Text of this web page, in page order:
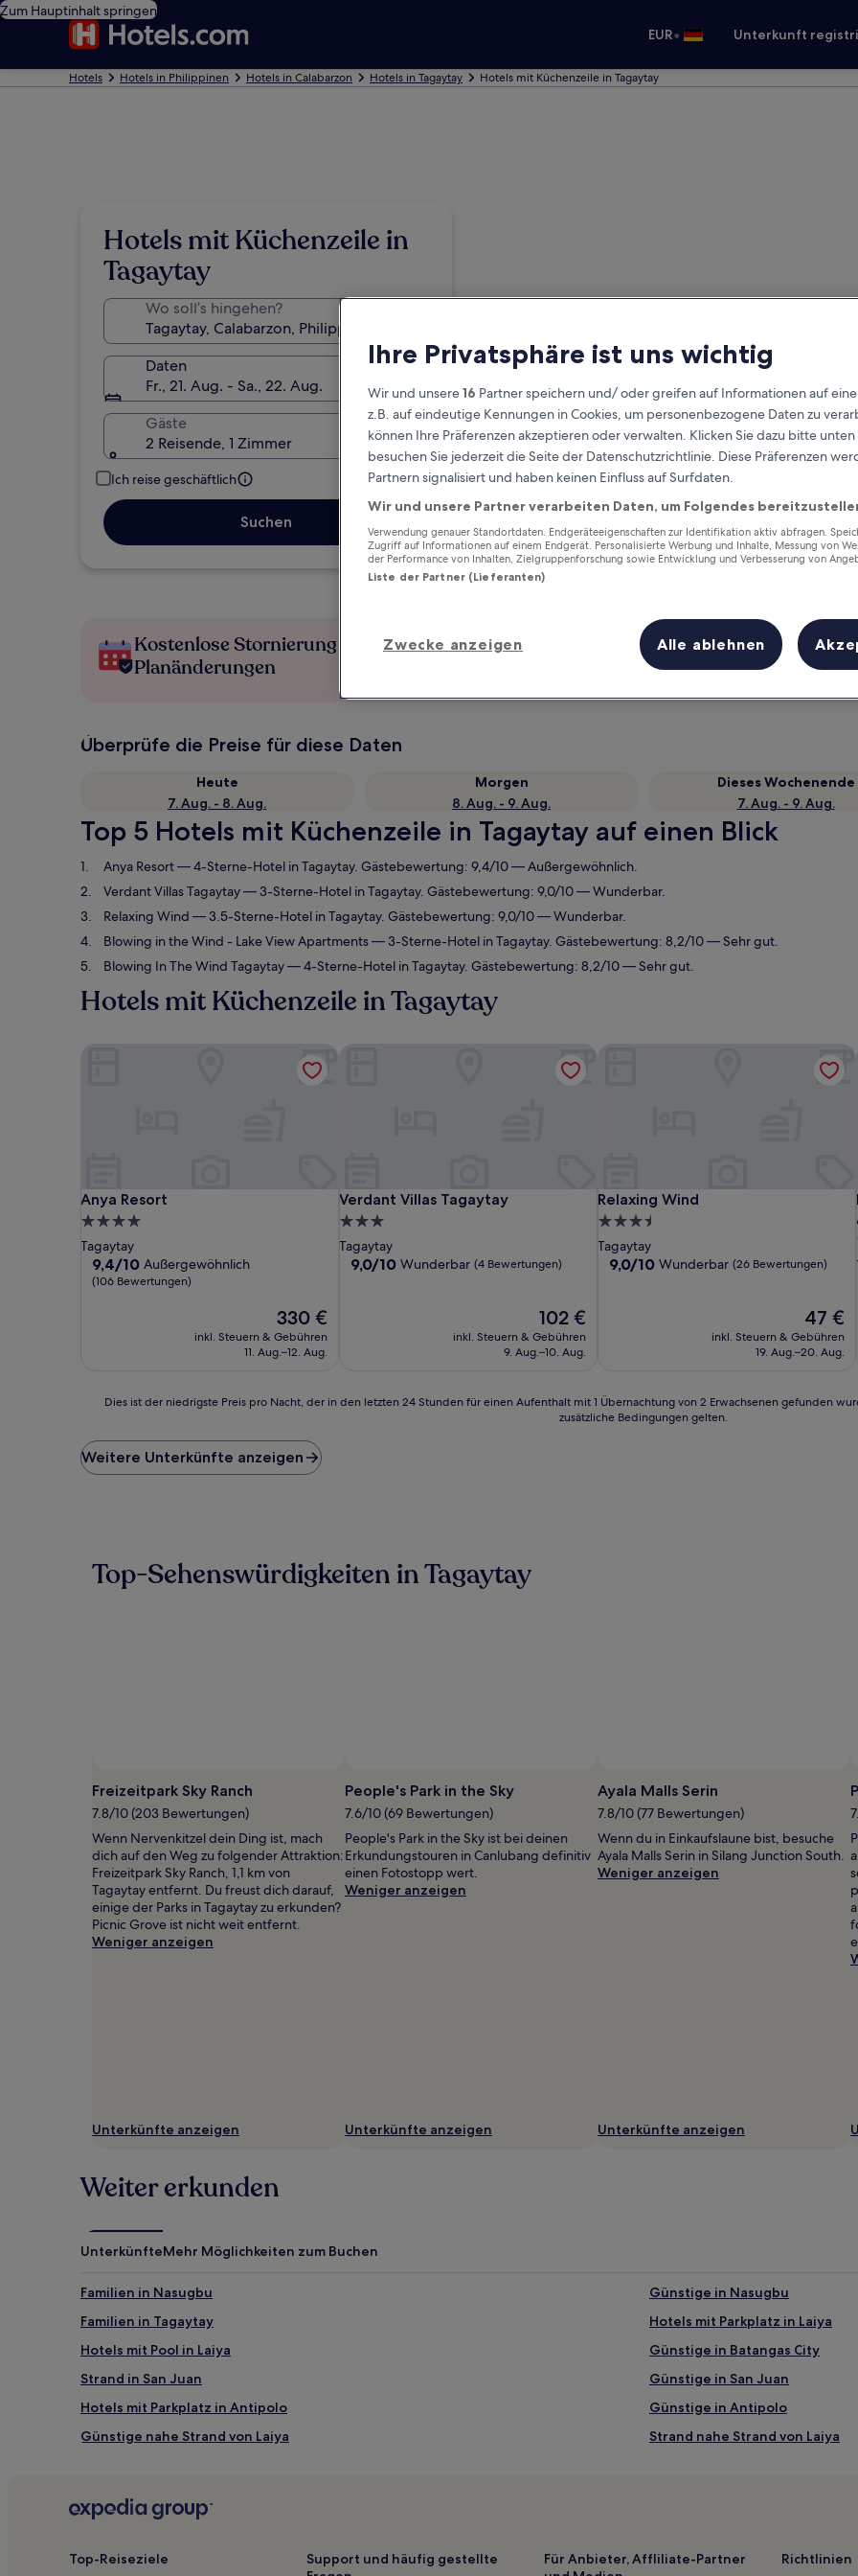
Zum Hauptinhalt springen
EUR• Unterkunft
Hotels Hotels in Philippinen Hotels in Calabarzon Hotels in Tagaytay Hotels mit Küchenzeile in Tagaytay
Hotels mit Küchenzeile in
Tagaytay
Wo soll’s hingehen?
Daten
Fr., 21. Aug. - Sa., 22. Aug.
Gäste
2 Reisende, 1 Zimmer
Ich reise geschäftlich
Suchen
Kostenlose Stornierung bei
Planänderungen
Verdiene Prämien für jede
wahrgenommene Übernachtung
Überprüfe die Preise für diese Daten
Heute
7. Aug. - 8. Aug.
Morgen
8. Aug. - 9. Aug.
Dieses Wochenende
7. Aug. - 9. Aug.
Top 5 Hotels mit Küchenzeile in Tagaytay auf einen Blick
Anya Resort— 4-Sterne-Hotel in Tagaytay. Gästebewertung: 9,4/10 — Außergewöhnlich.
Verdant Villas Tagaytay— 3-Sterne-Hotel in Tagaytay. Gästebewertung: 9,0/10 — Wunderbar.
Relaxing Wind — 3.5-Sterne-Hotel in Tagaytay. Gästebewertung: 9,0/10 — Wunderbar.
Blowing in the Wind - Lake View Apartments— 3-Sterne-Hotel in Tagaytay. Gästebewertung: 8,2/10 — Sehr gut.
Blowing In The Wind Tagaytay— 4-Sterne-Hotel in Tagaytay. Gästebewertung: 8,2/10 — Sehr gut.
Hotels mit Küchenzeile in Tagaytay
Anya Resort
Anya Resort
4.0-
Sterne-
Unterkunft
Tagaytay
9.4
von
9,4/10 Außergewöhnlich
(106 Bewertungen)
Der
Preis
beträgt
330 €
inkl. Steuern & Gebühren
11. Aug.–12. Aug.
Verdant Villas Tagaytay
Verdant Villas Tagaytay
3.0-
Sterne-
Unterkunft
Tagaytay
9.0
9,0/10 Wunderbar (4 Bewertungen)
Der
Preis
beträgt
102 €
inkl. Steuern & Gebühren
9. Aug.–10. Aug.
Relaxing Wind
Relaxing Wind
3.5-
Sterne-
Unterkunft
Tagaytay
9.0
9,0/10 Wunderbar (26 Bewertungen)
Der
Preis
beträgt
47 €
inkl. Steuern & Gebühren
19. Aug.–20. Aug.
der
niedrigste
Preis
letzten
24 Stunden
und
Verfügbarkeiten
können
sich
ändern.
können
zusätzliche
Bedingungen
gelten.
Dies ist der niedrigste Preis pro Nacht, der in den letzten 24 Stunden für einen Aufenthalt mit 1 Übernachtung von 2 Erwachsenen gefunden
zusätzliche Bedingungen gelten.
Weitere Unterkünfte anzeigen
Top-Sehenswürdigkeiten in Tagaytay
Foto
von
Mayen
Barba
Freizeitpark Sky Ranch
7.8/10 (203 Bewertungen)
Wenn Nervenkitzel dein Ding ist, mach
dich auf den Weg zu folgender Attraktion:
Freizeitpark Sky Ranch, 1,1 km von
Tagaytay entfernt. Du freust dich darauf,
einige der Parks in Tagaytay zu erkunden?
Picnic Grove ist nicht weit entfernt.
Weniger anzeigen
Unterkünfte anzeigen
Foto
von
cindyBon
People's Park in the Sky
7.6/10 (69 Bewertungen)
People's Park in the Sky ist bei deinen
Erkundungstouren in Canlubang definitiv
einen Fotostopp wert.
Weniger anzeigen
Unterkünfte anzeigen
Ayala Malls Serin
7.8/10 (77 Bewertungen)
Wenn du in Einkaufslaune bist, besuche
Ayala Malls Serin in Silang Junction South.
Weniger anzeigen
Unterkünfte anzeigen
Weiter erkunden
UnterkünfteMehr Möglichkeiten zum Buchen
Familien in Nasugbu
Günstige in Nasugbu
Familien in Tagaytay
Hotels mit Parkplatz in Laiya
Hotels mit Pool in Laiya
Günstige in Batangas City
Strand in San Juan
Günstige in San Juan
Hotels mit Parkplatz in Antipolo
Günstige in Antipolo
Günstige nahe Strand von Laiya
Strand nahe Strand von Laiya
Günstige in Calatagan
Golf nahe Burot Beach
Hotels mit Pool nahe Burot Beach
Top-Reiseziele
Support und häufig gestellte
Für Anbieter, Affliliate-Partner
Richtlinien
Ihre Privatsphäre ist uns wichtig
Wir und unsere16 Partner speichern und/ oder greifen auf Informationen auf
z.B. auf eindeutige Kennungen in Cookies, um personenbezogene Daten zu
können Ihre Präferenzen akzeptieren oder verwalten. Klicken Sie dazu bitte
besuchen Sie jederzeit die Seite der Datenschutzrichtlinie. Diese Präferenzen
Partnern signalisiert und haben keinen Einfluss auf Surfdaten.
Wir und unsere Partner verarbeiten Daten, um Folgendes
Verwendung genauer Standortdaten. Endgeräteeigenschaften zur Identifikation aktiv abfragen.
Zugriff auf Informationen auf einem Endgerät. Personalisierte Werbung und Inhalte, Messung von
der Performance von Inhalten, Zielgruppenforschung sowie Entwicklung und Verbesserung von
Liste der Partner (Lieferanten)
Zwecke anzeigen Alle ablehnen